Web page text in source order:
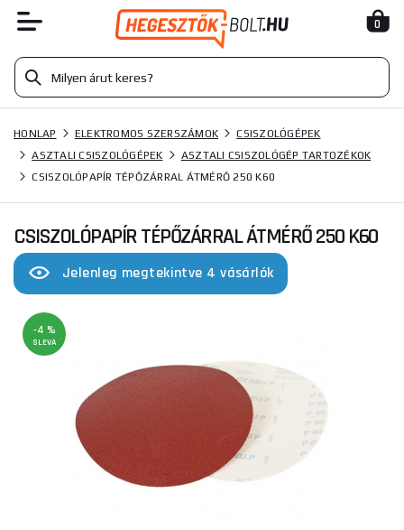
0
HONLAP ELEKTROMOS SZERSZÁMOK
CSISZOLÓGÉPEK
ASZTALI CSISZOLÓGÉPEK
ASZTALI CSISZOLÓGÉP TARTOZÉKOK
CSISZOLÓPAPÍR TÉPŐZÁRRAL ÁTMÉRŐ 250 K60
CSISZOLÓPAPÍR TÉPŐZÁRRAL ÁTMÉRŐ 250 K60
Jelenleg megtekintve 4 vásárlók
-4 %
SLEVA